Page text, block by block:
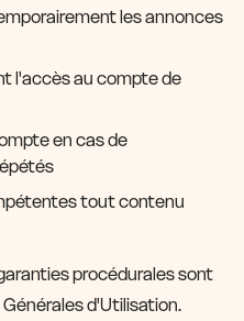
les annonces
l'accès au compte de
en cas de
tout contenu
procédurales sont
d'Utilisation.